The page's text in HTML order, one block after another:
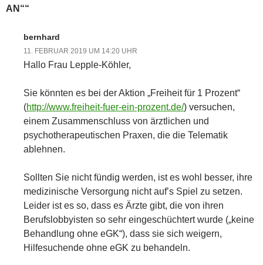
AN““
bernhard
11. FEBRUAR 2019 UM 14:20 UHR
Hallo Frau Lepple-Köhler,
Sie könnten es bei der Aktion „Freiheit für 1 Prozent“
(http://www.freiheit-fuer-ein-prozent.de/) versuchen,
einem Zusammenschluss von ärztlichen und
psychotherapeutischen Praxen, die die Telematik
ablehnen.
Sollten Sie nicht fündig werden, ist es wohl besser, ihre
medizinische Versorgung nicht auf’s Spiel zu setzen.
Leider ist es so, dass es Ärzte gibt, die von ihren
Berufslobbyisten so sehr eingeschüchtert wurde („keine
Behandlung ohne eGK“), dass sie sich weigern,
Hilfesuchende ohne eGK zu behandeln.